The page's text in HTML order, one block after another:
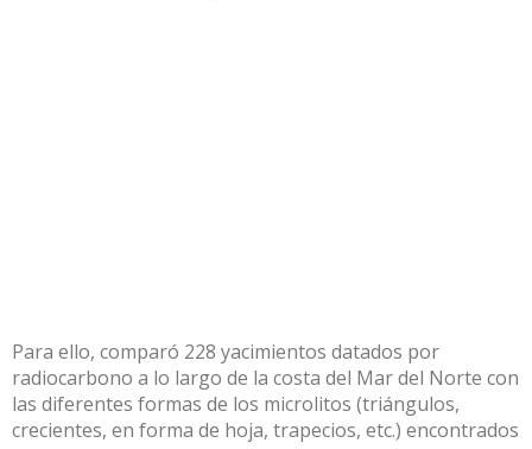
Para ello, comparó 228 yacimientos datados por
radiocarbono a lo largo de la costa del Mar del Norte con
las diferentes formas de los microlitos (triángulos,
crecientes, en forma de hoja, trapecios, etc.) encontrados